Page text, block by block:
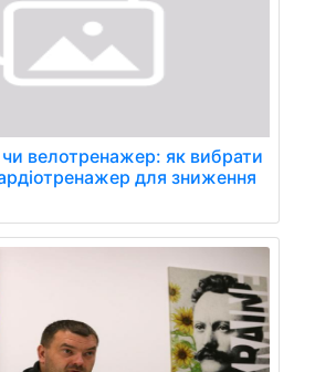
чи велотренажер: як вибрати
для зниження